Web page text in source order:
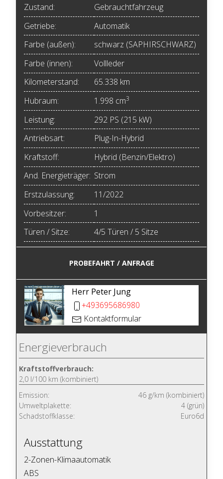
Zustand:
Gebrauchtfahrzeug
Getriebe:
Automatik
Farbe (außen):
schwarz (SAPHIRSCHWARZ)
Farbe (innen):
Vollleder
Kilometerstand:
65.338 km
Hubraum:
1.998 cm3
Leistung:
292 PS (215 kW)
Antriebsart:
Plug-In-Hybrid
Kraftstoff:
Hybrid (Benzin/Elektro)
And. Energieträger: Strom
Erstzulassung:
11/2022
Vorbesitzer:
1
Türen / Sitze:
4/5 Türen / 5 Sitze
PROBEFAHRT / ANFRAGE
Herr Peter Jung
+493695686980
Kontaktformular
Energieverbrauch
Kraftstoffverbrauch:
2,0 l/100 km (kombiniert)
Emission:
46 g/km (kombiniert)
Umweltplakette:
4 (grün)
Schadstoffklasse:
Euro6d
Ausstattung
2-Zonen-Klimaautomatik
ABS